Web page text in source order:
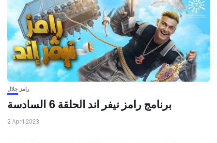
رامز جلال
برنامج رامز نيفر اند الحلقة 6 السادسة
2 April 2023